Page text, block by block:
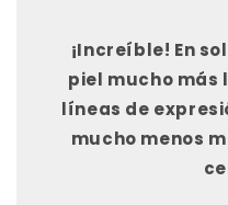
¡Increíble! En
piel mucho más
líneas de
mucho menos